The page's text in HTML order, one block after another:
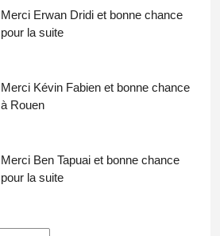
Merci Erwan Dridi et bonne chance
pour la suite
Merci Kévin Fabien et bonne chance
à Rouen
Merci Ben Tapuai et bonne chance
pour la suite